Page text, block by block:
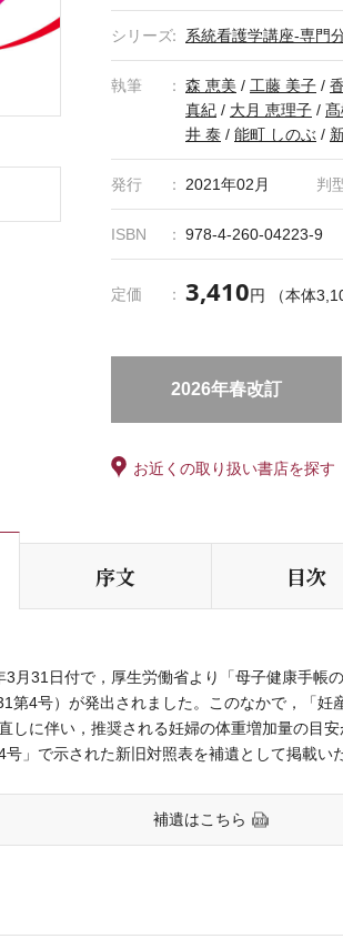
モデルに、沐浴・身体計測・
抱き方などについて学習でき
も動画を掲載しています。
妊娠各期を総合的に理解でき
したうえで、それぞれのハ
しています。
周産期における母性と胎児・
とその看護に加え、家族の心
しています。また、最新の診
述し、理解を促す写真や図を
遺伝相談・不妊治療・出生前
支援や、児を亡くした褥婦・
シリーズ 系統看護学講座-専門
執筆 森 恵美 / 工藤 美子 /
真紀 / 大月 恵理子 / 髙
井 泰 / 能町 しのぶ /
発行 2021年02月 判
ISBN 978-4-260-04223-9
定価 3,410円 （本体
2026年春改訂
お近くの取り扱い書店を探す
序文 目次
3月31日付で，厚生労働省より「母子健康手帳
第4号）が発出されました。このなかで，「妊
しに伴い，推奨される妊婦の体重増加量の目安
号」で示された新旧対照表を補遺として掲載い
補遺はこちら